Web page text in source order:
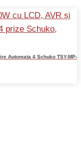
Automata 4 Schuko TSY-MP-